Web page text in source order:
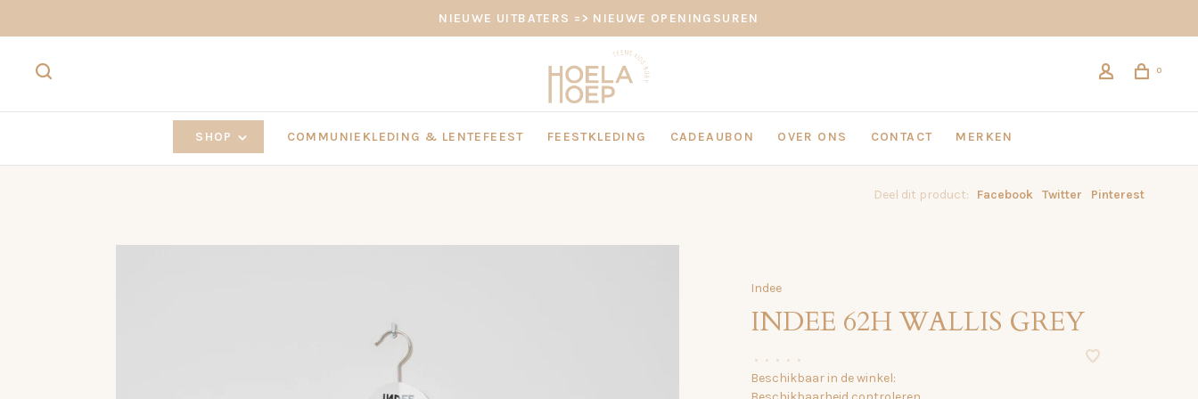
NIEUWE UITBATERS => NIEUWE OPENINGSUREN
0
SHOP COMMUNIEKLEDING & LENTEFEEST FEESTKLEDING CADEAUBON OVER ONS CONTACT MERKEN
Deel dit product: Facebook Twitter Pinterest
Indee
INDEE 62H WALLIS GREY
• • • • •
Beschikbaar in de winkel: